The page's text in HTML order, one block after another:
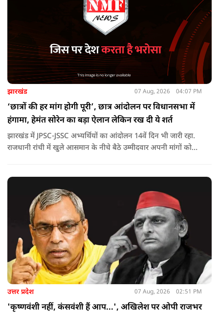
झारखंड 07 Aug, 2026 04:07 PM
‘छात्रों की हर मांग होगी पूरी’, छात्र आंदोलन पर विधानसभा में
हंगामा, हेमंत सोरेन का बड़ा ऐलान लेकिन रख दी ये शर्त
झारखंड में JPSC-JSSC अभ्यर्थियों का आंदोलन 14वें दिन भी जारी रहा.
राजधानी रांची में खुले आसमान के नीचे बैठे उम्मीदवार अपनी मांगों को
उत्तर प्रदेश 07 Aug, 2026 02:51 PM
'कृष्णवंशी नहीं, कंसवंशी हैं आप...', अखिलेश पर ओपी राजभर